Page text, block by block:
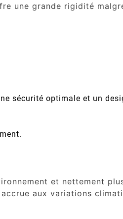
une grande rigidité
sécurité optimale et un
et nettement
aux variations